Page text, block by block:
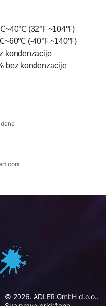
(32℉ ~104℉)
(-40℉ ~140℉)
kondenzacije
bez kondenzacije
© 2026. ADLER GmbH d.o.o..